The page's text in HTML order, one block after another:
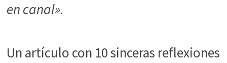
en canal».
Un artículo con 10 sinceras reflexiones
Para que
podamos